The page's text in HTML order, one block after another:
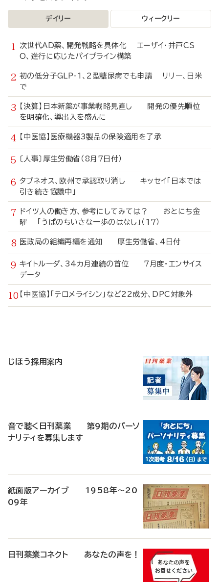
デイリー ウィークリー
次世代AD薬、開発戦略を具体化 エーザイ・井戸CS
O、進行に応じたパイプライン構築
初の低分子GLP-1、2型糖尿病でも申請 リリー、日米
で
【決算】日本新薬が事業戦略見直し 開発の優先順位
を明確化、導出入を盛んに
【中医協】医療機器3製品の保険適用を了承
〔人事〕厚生労働省（8月7日付）
タブネオス、欧州で承認取り消し キッセイ「日本では
引き続き協議中」
ドイツ人の働き方、参考にしてみては？ おとにち金
曜 「うぱのちいさな一歩のはなし」（17）
医政局の組織再編を通知 厚生労働省、4日付
キイトルーダ、34カ月連続の首位 7月度・エンサイス
データ
【中医協】「テロメライシン」など22成分、DPC対象外
じほう採用案内
音で聴く日刊薬業 第9期のパーソ
ナリティを募集します
紙面版アーカイブ 1958年～20
09年
日刊薬業コネクト あなたの声を！